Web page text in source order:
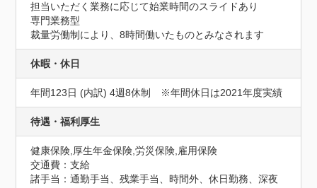
担当いただく業務に応じて始業時間のスライドあり
専門業務型
裁量労働制により、8時間働いたものとみなされます
休暇・休日
年間123日 (内訳) 4週8休制　※年間休日は2021年度実績
待遇・福利厚生
健康保険,厚生年金保険,労災保険,雇用保険
交通費：支給
諸手当：通勤手当、残業手当、時間外、休日勤務、深夜